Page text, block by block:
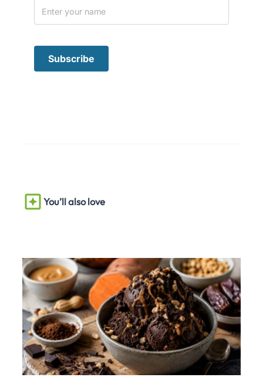
You’ll also love